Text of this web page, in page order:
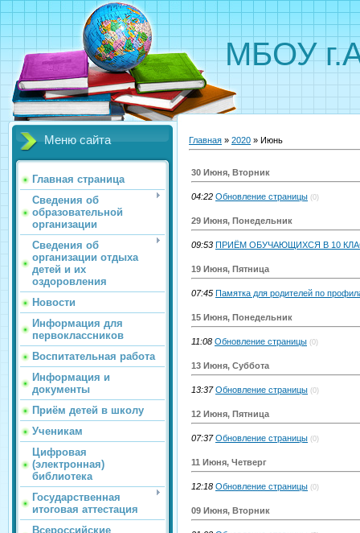
МБОУ
Меню сайта
Главная страница
Сведения об
образовательной
организации
Сведения об
организации отдыха
детей и их
оздоровления
Новости
Информация для
первоклассников
Воспитательная работа
Информация и
документы
Приём детей в школу
Ученикам
Цифровая
(электронная)
библиотека
Государственная
итоговая аттестация
Всероссийские
Главная » 2020 » Июнь
30 Июня, Вторник
04:22 Обновление страницы (0)
29 Июня, Понедельник
09:53 ПРИЁМ ОБУЧАЮЩИХСЯ В 10
19 Июня, Пятница
07:45 Памятка для родителей по
15 Июня, Понедельник
11:08 Обновление страницы (0)
13 Июня, Суббота
13:37 Обновление страницы (0)
12 Июня, Пятница
07:37 Обновление страницы (0)
11 Июня, Четверг
12:18 Обновление страницы (0)
09 Июня, Вторник